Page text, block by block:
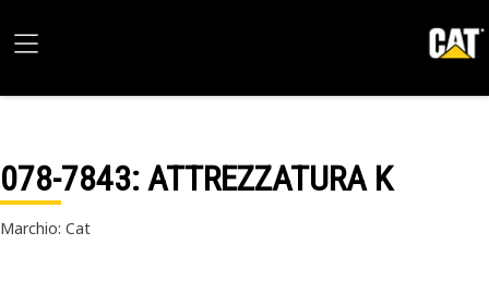
078-7843: ATTREZZATURA K
Marchio: Cat